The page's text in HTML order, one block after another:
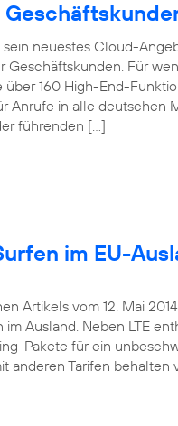
neuestes Cloud-
Geschäftskunden. Für
160 High-End-
Anrufe in alle deutschen
führenden […]
im EU-
Artikels vom 12. Mai
im Ausland. Neben LTE
Pakete für ein
anderen Tarifen